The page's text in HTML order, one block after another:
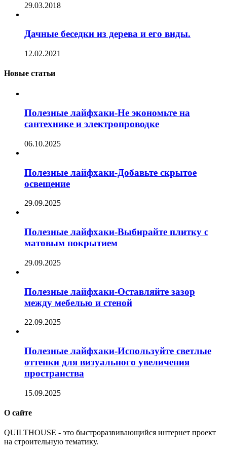
29.03.2018
Дачные беседки из дерева и его виды.
12.02.2021
Новые статьи
Полезные лайфхаки-Не экономьте на
сантехнике и электропроводке
06.10.2025
Полезные лайфхаки-Добавьте скрытое
освещение
29.09.2025
Полезные лайфхаки-Выбирайте плитку с
матовым покрытием
29.09.2025
Полезные лайфхаки-Оставляйте зазор
между мебелью и стеной
22.09.2025
Полезные лайфхаки-Используйте светлые
оттенки для визуального увеличения
пространства
15.09.2025
О сайте
QUILTHOUSE - это быстроразвивающийся интернет проект
на строительную тематику.